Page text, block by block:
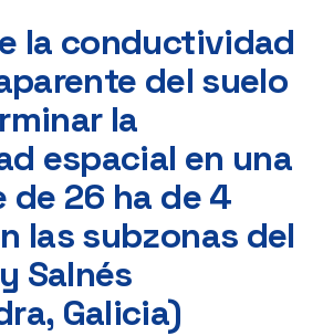
la conductividad
del suelo
la
espacial en una
26 ha de 4
las subzonas del
Salnés
Galicia)